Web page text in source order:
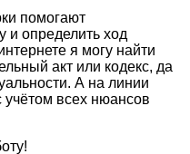
помогают
и определить ход
я могу найти
акт или кодекс, да
А на линии
учётом всех нюансов